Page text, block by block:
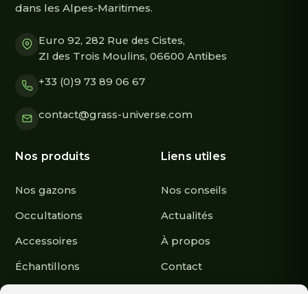
dans les Alpes-Maritimes.
Euro 92, 282 Rue des Cistes,
ZI des Trois Moulins, 06600 Antibes
+33 (0)9 73 89 06 67
contact@grass-universe.com
Nos produits
Nos gazons
Occultations
Accessoires
Échantillons
Liens utiles
Nos conseils
Actualités
À propos
Contact